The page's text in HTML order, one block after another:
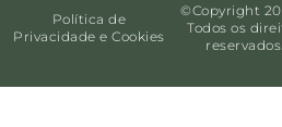
Política de
Privacidade e Cookies
©Copyright
Todos os
reservados.